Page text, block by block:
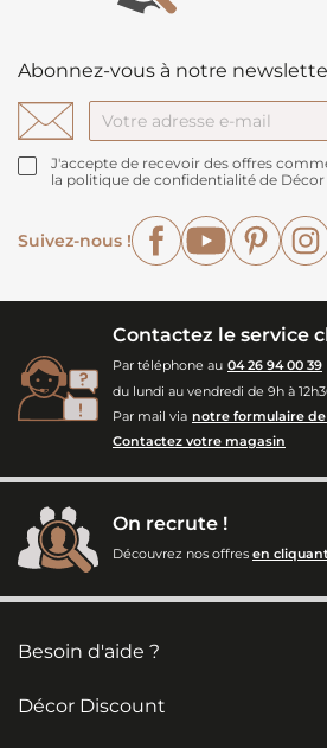
Abonnez-vous à notre
J'accepte de recevoir des offres
la politique de confidentialité de
Suivez-nous !
FacebookYouTube
Contactez le service
Par téléphone au 04 26 94 00 39
du lundi au vendredi de 9h à
Par mail via notre formulaire
Contactez votre magasin
On recrute !
Découvrez nos offres en
Besoin d'aide ?
Décor Discount